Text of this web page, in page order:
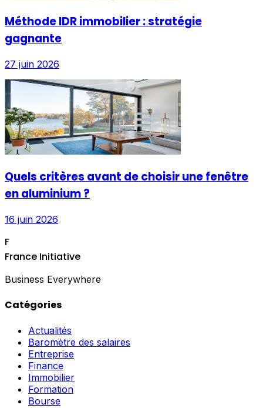
Méthode IDR immobilier : stratégie
gagnante
27 juin 2026
Quels critères avant de choisir une fenêtre
en aluminium ?
16 juin 2026
F
France Initiative
Business Everywhere
Catégories
Actualités
Baromètre des salaires
Entreprise
Finance
Immobilier
Formation
Bourse